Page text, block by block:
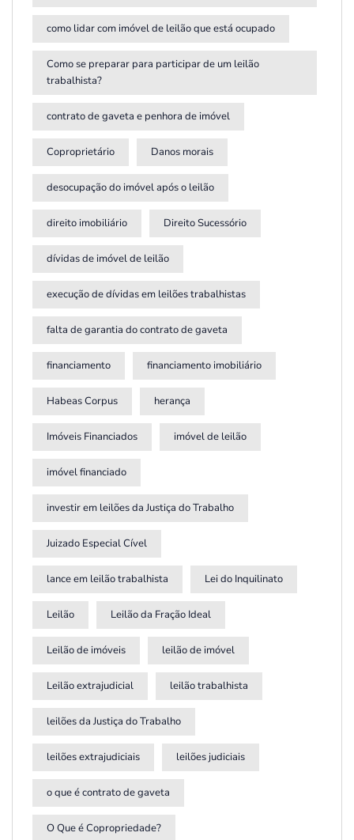
como lidar com imóvel de leilão que está ocupado
Como se preparar para participar de um leilão
trabalhista?
contrato de gaveta e penhora de imóvel
Coproprietário Danos morais
desocupação do imóvel após o leilão
direito imobiliário Direito Sucessório
dívidas de imóvel de leilão
execução de dívidas em leilões trabalhistas
falta de garantia do contrato de gaveta
financiamento financiamento imobiliário
Habeas Corpus herança
Imóveis Financiados imóvel de leilão
imóvel financiado
investir em leilões da Justiça do Trabalho
Juizado Especial Cível
lance em leilão trabalhista Lei do Inquilinato
Leilão Leilão da Fração Ideal
Leilão de imóveis leilão de imóvel
Leilão extrajudicial leilão trabalhista
leilões da Justiça do Trabalho
leilões extrajudiciais leilões judiciais
o que é contrato de gaveta
O Que é Copropriedade?